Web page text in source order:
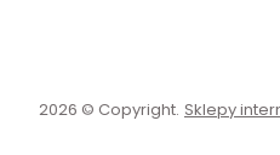
2026 © Copyright. Sklepy